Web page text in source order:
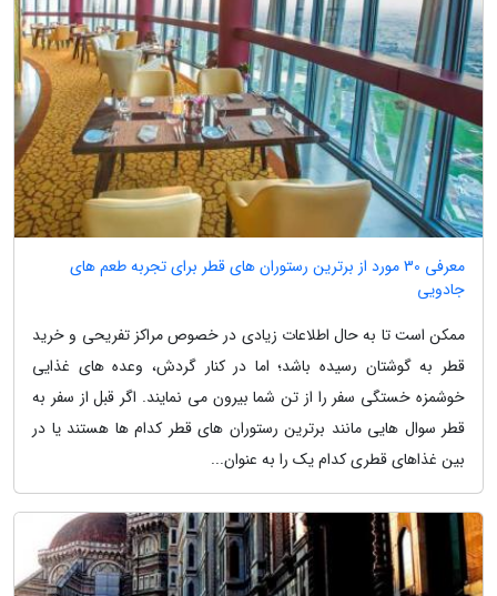
معرفی 30 مورد از برترین رستوران های قطر برای تجربه طعم های
جادویی
ممکن است تا به حال اطلاعات زیادی در خصوص مراکز تفریحی و خرید
قطر به گوشتان رسیده باشد؛ اما در کنار گردش، وعده های غذایی
خوشمزه خستگی سفر را از تن شما بیرون می نمایند. اگر قبل از سفر به
قطر سوال هایی مانند برترین رستوران های قطر کدام ها هستند یا در
بین غذاهای قطری کدام یک را به عنوان...